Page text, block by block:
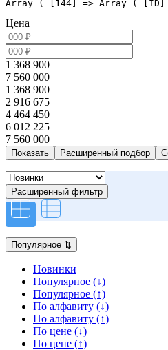
Array ( [144] => Array ( [ID] =>
Цена
1 368 900
7 560 000
1 368 900
2 916 675
4 464 450
6 012 225
7 560 000
Расширенный подбор
Расширенный фильтр
Популярное ⇅
Новинки
Популярное (↓)
Популярное (↑)
По алфавиту (↓)
По алфавиту (↑)
По цене (↓)
По цене (↑)